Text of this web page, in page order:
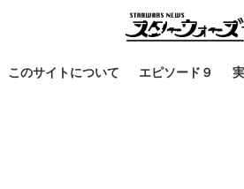
このサイトについて エピソード９